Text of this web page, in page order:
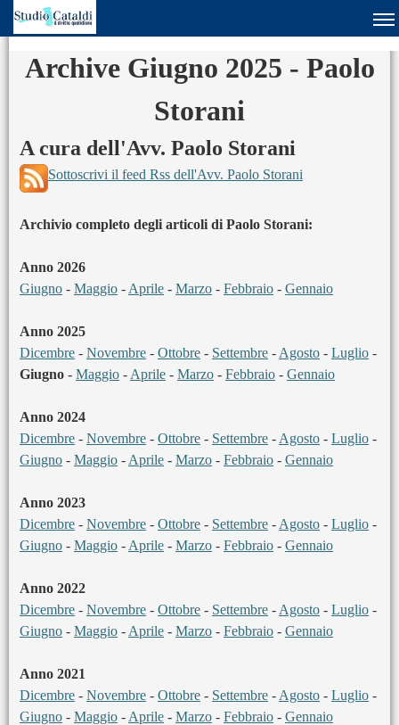
Archive Giugno 2025 - Paolo
Storani
A cura dell'Avv. Paolo Storani
Sottoscrivi il feed Rss dell'Avv. Paolo Storani
Archivio completo degli articoli di Paolo Storani:
Anno 2026
Giugno - Maggio - Aprile - Marzo - Febbraio - Gennaio
Anno 2025
Dicembre - Novembre - Ottobre - Settembre - Agosto - Luglio -
Giugno - Maggio - Aprile - Marzo - Febbraio - Gennaio
Anno 2024
Dicembre - Novembre - Ottobre - Settembre - Agosto - Luglio -
Giugno - Maggio - Aprile - Marzo - Febbraio - Gennaio
Anno 2023
Dicembre - Novembre - Ottobre - Settembre - Agosto - Luglio -
Giugno - Maggio - Aprile - Marzo - Febbraio - Gennaio
Anno 2022
Dicembre - Novembre - Ottobre - Settembre - Agosto - Luglio -
Giugno - Maggio - Aprile - Marzo - Febbraio - Gennaio
Anno 2021
Dicembre - Novembre - Ottobre - Settembre - Agosto - Luglio -
Giugno - Maggio - Aprile - Marzo - Febbraio - Gennaio